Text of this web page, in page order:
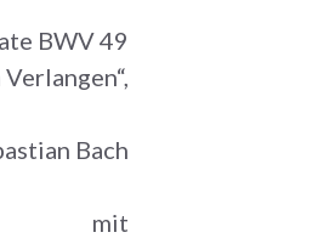
BWV 49
Bach
mit